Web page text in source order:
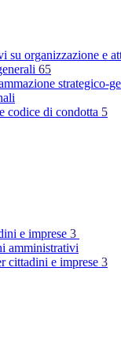
su organizzazione e
65
strategico-
codice di condotta 5
e imprese 3
amministrativi
cittadini e imprese 3